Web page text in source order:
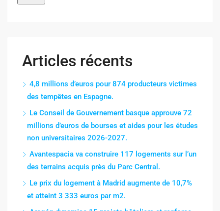
Articles récents
4,8 millions d’euros pour 874 producteurs victimes
des tempêtes en Espagne.
Le Conseil de Gouvernement basque approuve 72
millions d’euros de bourses et aides pour les études
non universitaires 2026-2027.
Avantespacia va construire 117 logements sur l’un
des terrains acquis près du Parc Central.
Le prix du logement à Madrid augmente de 10,7%
et atteint 3 333 euros par m2.